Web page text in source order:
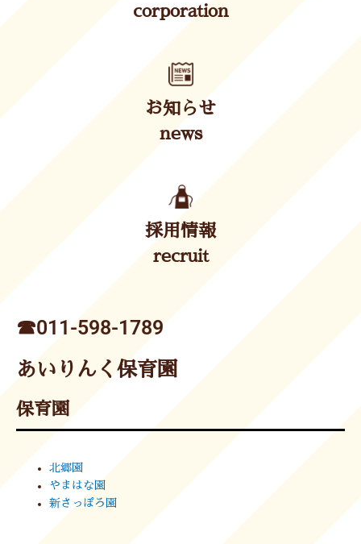
corporation
お知らせ
news
採用情報
recruit
☎︎011-598-1789
あいりんく保育園
保育園
北郷園
やまはな園
新さっぽろ園